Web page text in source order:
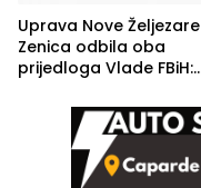
Uprava Nove Željezare
Zenica odbila oba
prijedloga Vlade FBiH:
rješenje